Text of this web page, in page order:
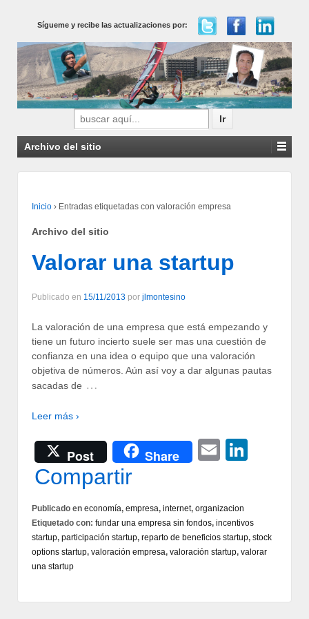
Sígueme y recibe las actualizaciones por:
Buscar
por:
Archivo del sitio
Inicio › Entradas etiquetadas con valoración empresa
Archivo del sitio
Valorar una startup
Publicado en 15/11/2013 por jlmontesino
La valoración de una empresa que está empezando y
tiene un futuro incierto suele ser mas una cuestión de
confianza en una idea o equipo que una valoración
objetiva de números. Aún así voy a dar algunas pautas
sacadas de …
Leer más ›
Post Share Email
Compartir
Publicado en economía, empresa, internet, organizacion
Etiquetado con: fundar una empresa sin fondos, incentivos
startup, participación startup, reparto de beneficios startup, stock
options startup, valoración empresa, valoración startup, valorar
una startup